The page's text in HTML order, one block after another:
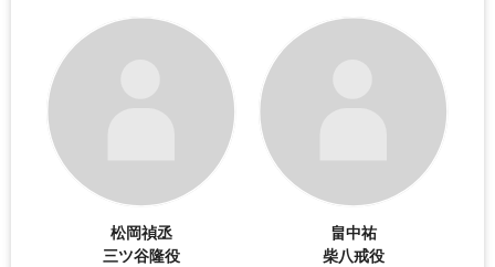
松岡禎丞
三ツ谷隆役
畠中祐
柴八戒役